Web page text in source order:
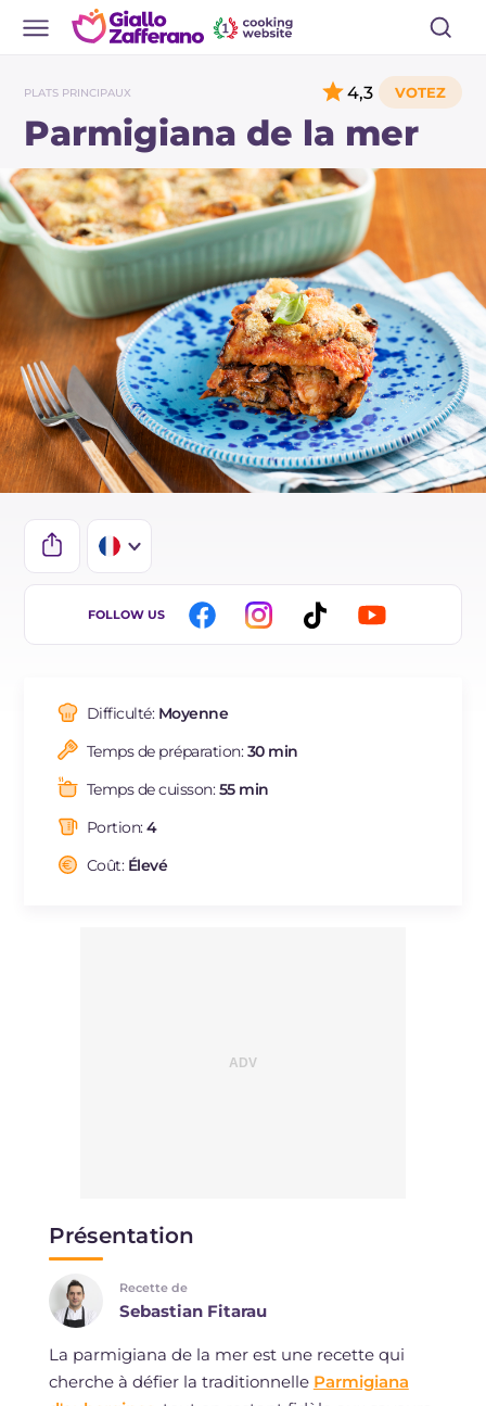
PLATS PRINCIPAUX
Parmigiana de la mer
4,3
IT
ES
BR
NL
FOLLOW US
Difficulté: Moyenne
Temps de préparation:30 min
Temps de cuisson:55 min
Portion:4
Coût: Élevé
Présentation
Recette de
Sebastian Fitarau
La parmigiana de la mer est une recette qui
cherche à défier la traditionnelle Parmigiana